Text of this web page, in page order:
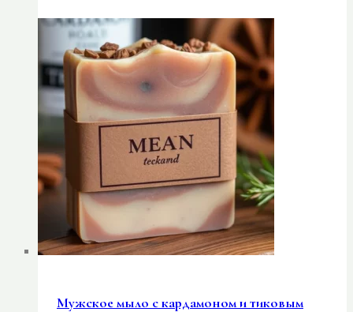
Мужское мыло с кардамоном и тиковым